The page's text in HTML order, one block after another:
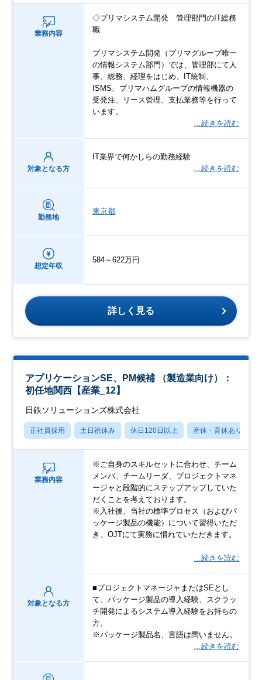
業務内容
◇プリマシステム開発 管理部門のIT総務
職
プリマシステム開発（プリマグループ唯一
の情報システム部門）では、管理部にて人
事、総務、経理をはじめ、IT統制、
ISMS、プリマハムグループの情報機器の
受発注、リース管理、支払業務等を行って
います。
…続きを読む
対象となる方
IT業界で何かしらの勤務経験
…続きを読む
勤務地
東京都
想定年収
584～622万円
詳しく見る
アプリケーションSE、PM候補 （製造業向け）：
初任地関西【産業_12】
日鉄ソリューションズ株式会社
正社員採用 土日祝休み 休日120日以上 産休・育休あり
業務内容
※ご自身のスキルセットに合わせ、チーム
メンバ、チームリーダ、プロジェクトマネ
ージャと段階的にステップアップしていた
だくことを考えております。
※入社後、当社の標準プロセス（およびパ
ッケージ製品の機能）について習得いただ
き、OJTにて実務に慣れていただきます。
…続きを読む
対象となる方
■プロジェクトマネージャまたはSEとし
て、パッケージ製品の導入経験、スクラッ
チ開発によるシステム導入経験をお持ちの
方。
※パッケージ製品名、言語は問いません。
…続きを読む